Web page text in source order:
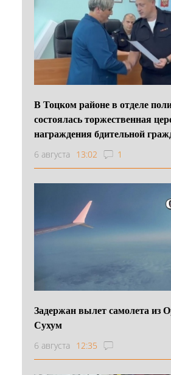
В Тоцком районе в отделе
состоялась торжественная
награждения бдительной
6 августа 13:02 1
Задержан вылет самолета из
Сухум
6 августа 12:35